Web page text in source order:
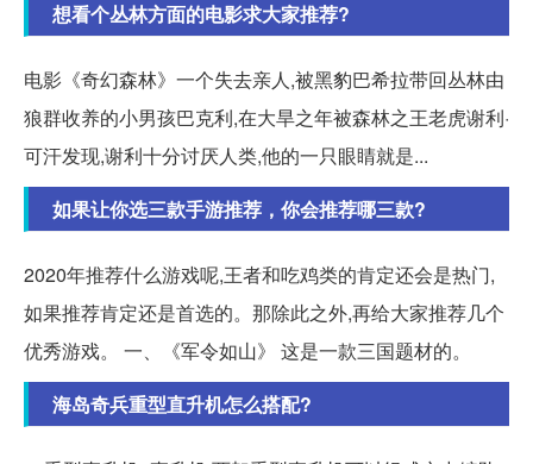
想看个丛林方面的电影求大家推荐?
电影《奇幻森林》一个失去亲人,被黑豹巴希拉带回丛林由
狼群收养的小男孩巴克利,在大旱之年被森林之王老虎谢利·
可汗发现,谢利十分讨厌人类,他的一只眼睛就是...
如果让你选三款手游推荐，你会推荐哪三款?
2020年推荐什么游戏呢,王者和吃鸡类的肯定还会是热门,
如果推荐肯定还是首选的。那除此之外,再给大家推荐几个
优秀游戏。 一、《军令如山》 这是一款三国题材的。
海岛奇兵重型直升机怎么搭配?